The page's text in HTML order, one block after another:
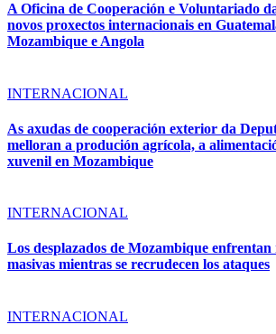
A Oficina de Cooperación e Voluntariado
novos proxectos internacionais en
Mozambique e Angola
INTERNACIONAL
As axudas de cooperación exterior da
melloran a produción agrícola, a
xuvenil en Mozambique
INTERNACIONAL
Los desplazados de Mozambique enfrentan
masivas mientras se recrudecen los ataques
INTERNACIONAL